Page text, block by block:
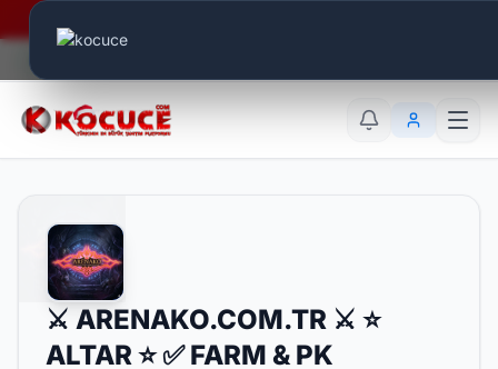
⚔️ ARENAKO.COM.TR ⚔️ ⭐
ALTAR ⭐ ✅ FARM & PK